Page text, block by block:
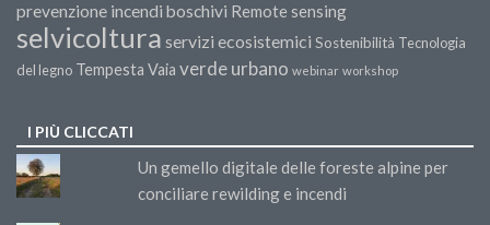
prevenzione incendi boschivi Remote sensing
selvicoltura servizi ecosistemici Sostenibilità Tecnologia
del legno Tempesta Vaia verde urbano webinar workshop
I PIÙ CLICCATI
Un gemello digitale delle foreste alpine per
conciliare rewilding e incendi